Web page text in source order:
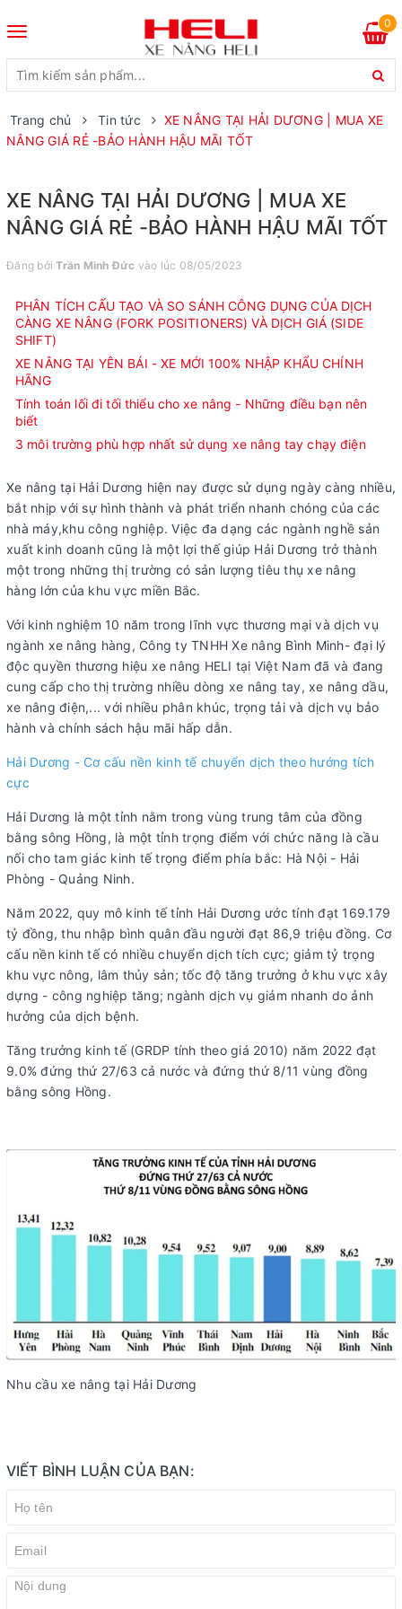
Toggle
0
Trang chủ Tin tức
XE NÂNG TẠI HẢI DƯƠNG | MUA XE
NÂNG GIÁ RẺ -BẢO HÀNH HẬU MÃI TỐT
XE NÂNG TẠI HẢI DƯƠNG | MUA XE
NÂNG GIÁ RẺ -BẢO HÀNH HẬU MÃI TỐT
Đăng bởiTrần Minh Đức vào lúc 08/05/2023
PHÂN TÍCH CẤU TẠO VÀ SO SÁNH CÔNG DỤNG CỦA DỊCH
CÀNG XE NÂNG (FORK POSITIONERS) VÀ DỊCH GIÁ (SIDE
SHIFT)
XE NÂNG TẠI YÊN BÁI - XE MỚI 100% NHẬP KHẨU CHÍNH
HÃNG
Tính toán lối đi tối thiểu cho xe nâng - Những điều bạn nên
biết
3 môi trường phù hợp nhất sử dụng xe nâng tay chạy điện
Xe nâng tại Hải Dương hiện nay được sử dụng ngày càng nhiều,
bắt nhịp với sự hình thành và phát triển nhanh chóng của các
nhà máy,khu công nghiệp. Việc đa dạng các ngành nghề sản
xuất kinh doanh cũng là một lợi thế giúp Hải Dương trở thành
một trong những thị trường có sản lượng tiêu thụ xe nâng
hàng lớn của khu vực miền Bắc.
Với kinh nghiệm 10 năm trong lĩnh vực thương mại và dịch vụ
ngành xe nâng hàng, Công ty TNHH Xe nâng Bình Minh- đại lý
độc quyền thương hiệu xe nâng HELI tại Việt Nam đã và đang
cung cấp cho thị trường nhiều dòng xe nâng tay, xe nâng dầu,
xe nâng điện,... với nhiều phân khúc, trọng tải và dịch vụ bảo
hành và chính sách hậu mãi hấp dẫn.
Hải Dương - Cơ cấu nền kinh tế chuyển dịch theo hướng tích
cực
Hải Dương là một tỉnh nằm trong vùng trung tâm của đồng
bằng sông Hồng, là một tỉnh trọng điểm với chức năng là cầu
nối cho tam giác kinh tế trọng điểm phía bắc: Hà Nội - Hải
Phòng - Quảng Ninh.
Năm 2022, quy mô kinh tế tỉnh Hải Dương ước tính đạt 169.179
tỷ đồng, thu nhập bình quân đầu người đạt 86,9 triệu đồng. Cơ
cấu nền kinh tế có nhiều chuyển dịch tích cực; giảm tỷ trọng
khu vực nông, lâm thủy sản; tốc độ tăng trưởng ở khu vực xây
dựng - công nghiệp tăng; ngành dịch vụ giảm nhanh do ảnh
hưởng của dịch bệnh.
Tăng trưởng kinh tế (GRDP tính theo giá 2010) năm 2022 đạt
9.0% đứng thứ 27/63 cả nước và đứng thứ 8/11 vùng đồng
bằng sông Hồng.
Nhu cầu xe nâng tại Hải Dương
VIẾT BÌNH LUẬN CỦA BẠN: